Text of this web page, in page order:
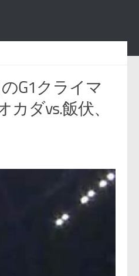
G1クライマ
ダvs.飯伏、